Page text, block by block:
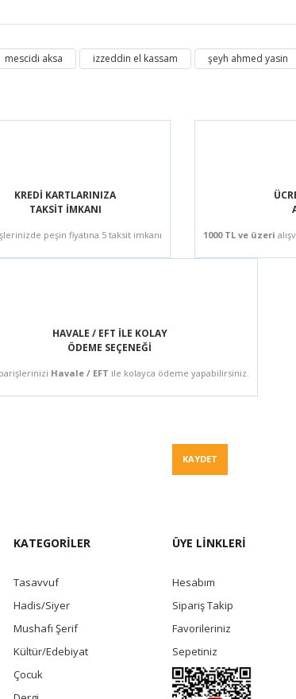
mescidi aksa izzeddin el kassam şeyh ahmed yasin
KREDİ KARTLARINIZA
TAKSİT İMKANI
peşin fiyatına 5 taksit imkanı 1000 TL ve üzeri
HAVALE / EFT İLE KOLAY
ÖDEME SEÇENEĞİ
Havale / EFT ile kolayca ödeme yapabilirsiniz.
KAYDET
KATEGORİLER
Tasavvuf
Hadis/Siyer
Mushafı Şerif
Kültür/Edebiyat
Çocuk
ÜYE LİNKLERİ
Hesabım
Sipariş Takip
Favorileriniz
Sepetiniz